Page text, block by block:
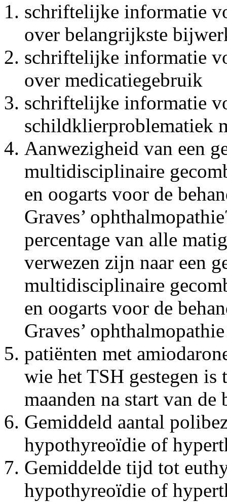
schriftelijke informatie
over belangrijkste
schriftelijke informatie
over medicatiegebruik
schriftelijke informatie
schildklierproblematiek
Aanwezigheid van een
multidisciplinaire
en oogarts voor de
Graves’
percentage van alle
verwezen zijn naar een
multidisciplinaire
en oogarts voor de
Graves’ ophthalmopathie
patiënten met
wie het TSH gestegen
maanden na start van de
Gemiddeld aantal
hypothyreoïdie of
Gemiddelde tijd tot
hypothyreoïdie of